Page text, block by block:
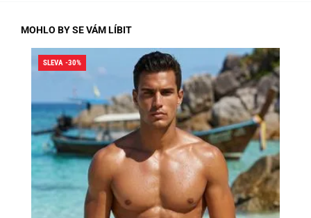
MOHLO BY SE VÁM LÍBIT
SLEVA -30%